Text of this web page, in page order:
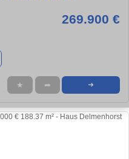
269.900 €
★ ➦ ➜